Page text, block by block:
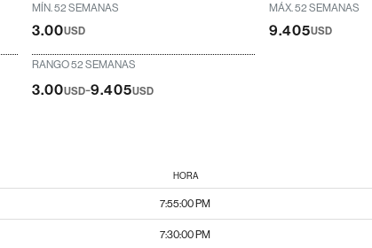
MÍN. 52 SEMANAS
3.00USD
MÁX. 52 SEMANAS
9.405USD
RANGO 52 SEMANAS
3.00USD-9.405USD
HORA
7:55:00 PM
7:30:00 PM